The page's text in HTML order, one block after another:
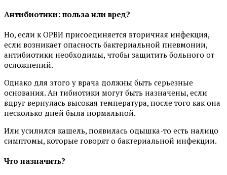
Антибиотики: польза или вред?
Но, если к ОРВИ присоединяется вторичная инфекция,
если возникает опасность бактериальной пневмонии,
антибиотики необходимы, чтобы защитить больного от
осложнений.
Однако для этого у врача должны быть серьезные
основания. Ан тибиотики могут быть назначены, если
вдруг вернулась высокая температура, после того как она
несколько дней была нормальной.
Или усилился кашель, появилась одышка-то есть налицо
симптомы, которые говорят о бактериальной инфекции.
Что назначить?